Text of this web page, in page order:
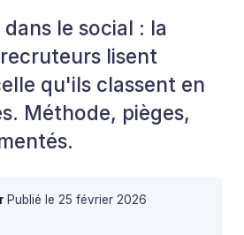
le social : la
lisent
qu'ils classent en
Méthode, pièges,
·Publié le 25 février 2026·